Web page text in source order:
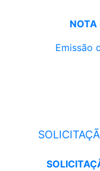
NOTA
Emissão